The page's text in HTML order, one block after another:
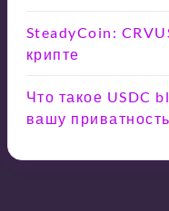
SteadyCoin:
крипте
Что такое USDC
вашу